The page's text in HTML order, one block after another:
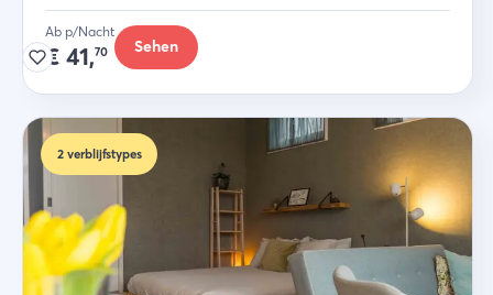
Scheldesträndchen!
Ab p/Nacht
€ 41,70 Sehen
2 verblijfstypes